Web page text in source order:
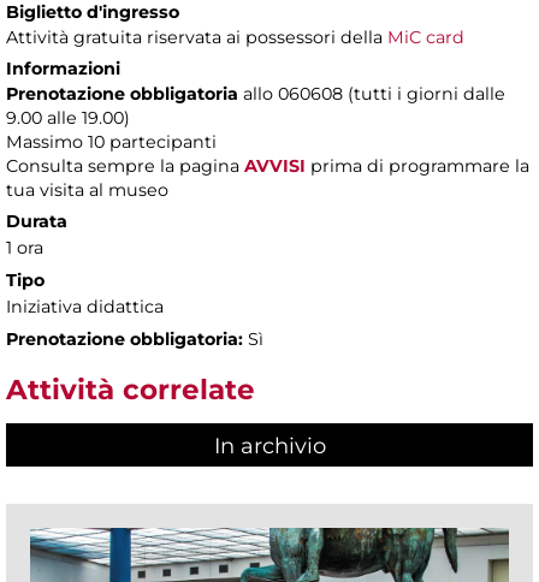
Biglietto d'ingresso
Attività gratuita riservata ai possessori della MiC card
Informazioni
Prenotazione obbligatoria allo 060608 (tutti i giorni dalle
9.00 alle 19.00)
Massimo 10 partecipanti
Consulta sempre la pagina AVVISI prima di programmare la
tua visita al museo
Durata
1 ora
Tipo
Iniziativa didattica
Prenotazione obbligatoria: Sì
Attività correlate
In archivio